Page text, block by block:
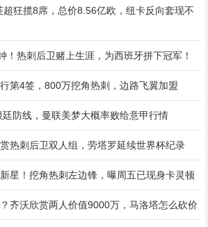
狂揽8席，总价8.56亿欧，纽卡反向套现不
！热刺后卫赌上生涯，为西班牙拼下冠军！
第4签，800万挖角热刺，边路飞翼加盟
防线，曼联美梦大概率败给意甲行情
热刺后卫双人组，劳塔罗延续世界杯纪录
星！挖角热刺左边锋，曝周五已现身卡灵顿
齐沃欣赏两人价值9000万，马洛塔怎么砍价